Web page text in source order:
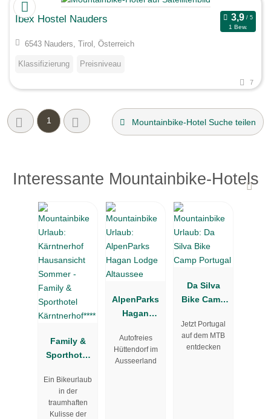
Ibex Hostel Nauders
1 Bew.
6543 Nauders, Tirol, Österreich
Klassifizierung Preisniveau
7
1 Mountainbike-Hotel Suche teilen
Interessante Mountainbike-Hotels
Family &
Sporthotel
***
Ein Bikeurlaub
in der
traumhaften
Kulisse der
AlpenParks
Hagan
Altaussee
Autofreies
Hüttendorf im
Ausseerland
Da Silva
Bike Camp
Jetzt Portugal
auf dem MTB
entdecken